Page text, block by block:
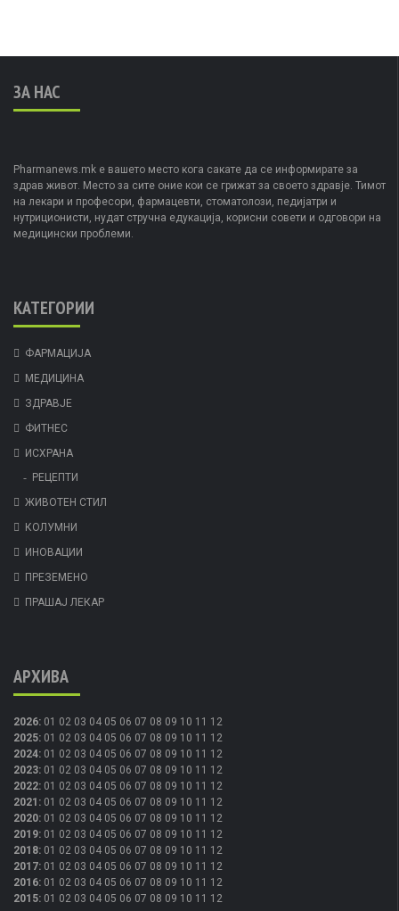
ЗА НАС
Pharmanews.mk е вашето место кога сакате да се информирате за
здрав живот. Место за сите оние кои се грижат за своето здравје. Тимот
на лекари и професори, фармацевти, стоматолози, педијатри и
нутриционисти, нудат стручна едукација, корисни совети и одговори на
медицински проблеми.
КАТЕГОРИИ
ФАРМАЦИЈА
МЕДИЦИНА
ЗДРАВЈЕ
ФИТНЕС
ИСХРАНА
РЕЦЕПТИ
ЖИВОТЕН СТИЛ
КОЛУМНИ
ИНОВАЦИИ
ПРЕЗЕМЕНО
ПРАШАЈ ЛЕКАР
АРХИВА
2026: 01 02 03 04 05 06 07 08 09 10 11 12
2025: 01 02 03 04 05 06 07 08 09 10 11 12
2024: 01 02 03 04 05 06 07 08 09 10 11 12
2023: 01 02 03 04 05 06 07 08 09 10 11 12
2022: 01 02 03 04 05 06 07 08 09 10 11 12
2021 : 01 02 03 04 05 06 07 08 09 10 11 12
2020: 01 02 03 04 05 06 07 08 09 10 11 12
2019: 01 02 03 04 05 06 07 08 09 10 11 12
2018: 01 02 03 04 05 06 07 08 09 10 11 12
2017: 01 02 03 04 05 06 07 08 09 10 11 12
2016: 01 02 03 04 05 06 07 08 09 10 11 12
2015: 01 02 03 04 05 06 07 08 09 10 11 12